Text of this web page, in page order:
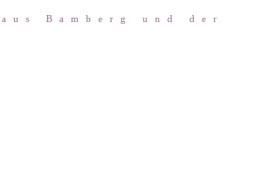
Bam­berg und der